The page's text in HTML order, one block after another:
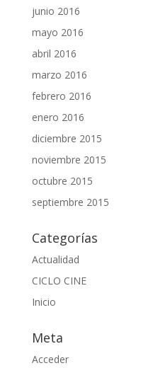
junio 2016
mayo 2016
abril 2016
marzo 2016
febrero 2016
enero 2016
diciembre 2015
noviembre 2015
octubre 2015
septiembre 2015
Categorías
Actualidad
CICLO CINE
Inicio
Meta
Acceder